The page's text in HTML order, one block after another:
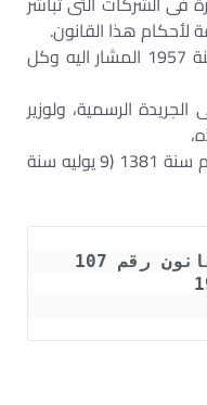
لأحكام هذا القانون.
يلغى القانون رقم 24 لسنة 1957 المشار اليه وكل
الرسمية، ولوزير
صدر برياسة الجمهورية فى 26 المحرم سنة 1381 (9 يوليه سنة